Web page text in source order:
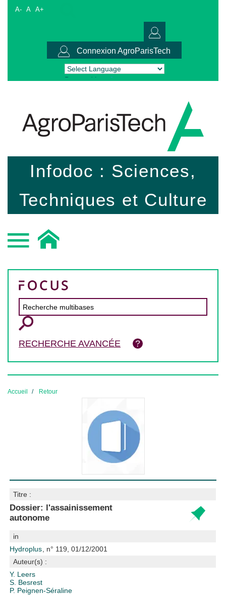
A- A A+
Connexion AgroParisTech
Powered by Translate
Infodoc : Sciences,
Techniques et Culture
RECHERCHE AVANCÉE
Accueil Retour
Titre :
Dossier: l'assainissement
autonome
in
Hydroplus , n° 119, 01/12/2001
Auteur(s) :
Y. Leers
S. Besrest
P. Peignen-Séraline